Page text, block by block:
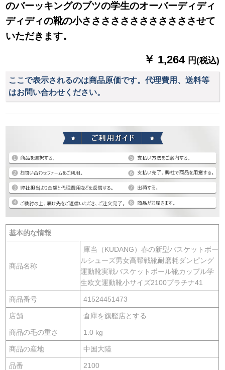
のバーッキングのブツの学生のオーバーディディ
ディディの靴の小ささささささささささささせて
いただきます。
￥ 1,264 円(税込)
ここで表示されるのは商品原価です。代理費用、送料等
はお問い合わせください。
基本的な情報
商品名称
庫当（KUDANG）春の新型バスケットボー
ルシューズ男女高帮戦靴耐磨耗ダンピング
運動靴実戦バスケットボール靴カップル学
生欧文運動靴小サイズ2100プラチナ41
商品番号 41524451473
店舗 倉庫を旗艦店とする
商品の毛の重さ 1.0 kg
商品の産地 中国大陸
品番 2100